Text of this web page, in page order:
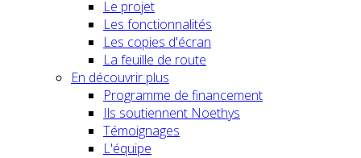
Le projet
Les fonctionnalités
Les copies d'écran
La feuille de route
En découvrir plus
Programme de financement
Ils soutiennent Noethys
Témoignages
L'équipe